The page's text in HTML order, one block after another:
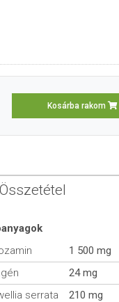
Kosárba rakom
1 500 mg
24 mg
serrata
210 mg